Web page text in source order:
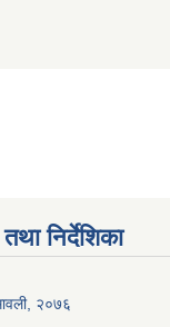
निर्देशिका
२०७६